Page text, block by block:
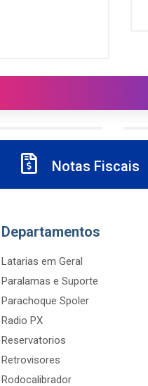
Notas Fiscais
Departamentos
Latarias em Geral
Paralamas e Suporte
Parachoque Spoler
Radio PX
Reservatorios
Retrovisores
Rodocalibrador